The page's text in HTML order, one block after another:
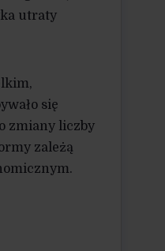
utraty
się
zmiany liczby
zależą